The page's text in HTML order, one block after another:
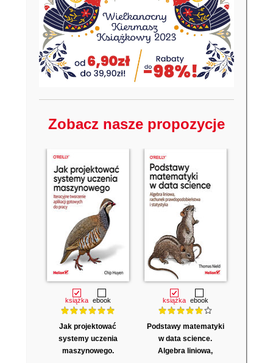
Zobacz nasze propozycje
książka ebook
Jak projektować
systemy uczenia
maszynowego.
książka ebook
Podstawy matematyki
w data science.
Algebra liniowa,